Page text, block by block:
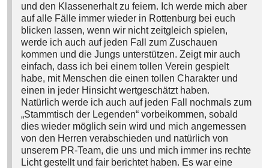
und den Klassenerhalt zu feiern. Ich werde mich aber
auf alle Fälle immer wieder in Rottenburg bei euch
blicken lassen, wenn wir nicht zeitgleich spielen,
werde ich auch auf jeden Fall zum Zuschauen
kommen und die Jungs unterstützen. Zeigt mir auch
einfach, dass ich bei einem tollen Verein gespielt
habe, mit Menschen die einen tollen Charakter und
einen in jeder Hinsicht wertgeschätzt haben.
Natürlich werde ich auch auf jeden Fall nochmals zum
„Stammtisch der Legenden“ vorbeikommen, sobald
dies wieder möglich sein wird und mich angemessen
von den Herren verabschieden und natürlich von
unserem PR-Team, die uns und mich immer ins rechte
Licht gestellt und fair berichtet haben. Es war eine